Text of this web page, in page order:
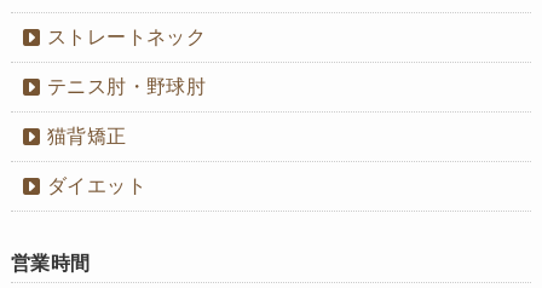
ストレートネック
テニス肘・野球肘
猫背矯正
ダイエット
営業時間